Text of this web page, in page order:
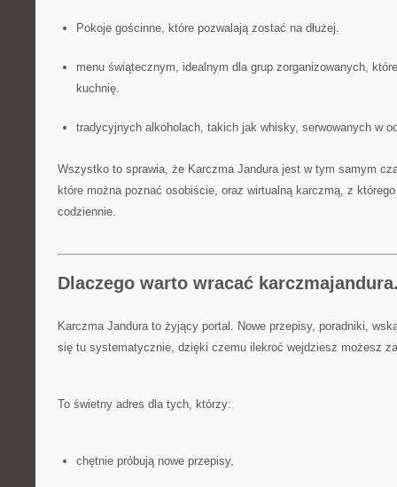
Pokoje gościnne, które pozwalają zostać na dłużej.
menu świątecznym, idealnym dla grup zorganizowanych,
kuchnię.
tradycyjnych alkoholach, takich jak whisky, serwowanych w
Wszystko to sprawia, że Karczma Jandura jest w tym samym
które można poznać osobiście, oraz wirtualną karczmą, z
codziennie.
Dlaczego warto wracać
Karczma Jandura to żyjący portal. Nowe przepisy, poradniki,
się tu systematycznie, dzięki czemu ilekroć wejdziesz możesz
To świetny adres dla tych, którzy:
chętnie próbują nowe przepisy,